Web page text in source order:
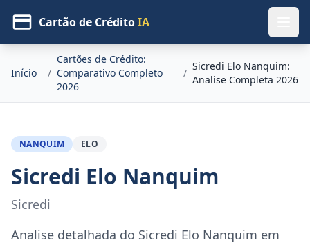
Cartão de CréditoIA
Início /
Cartões de Crédito:
Comparativo Completo
2026
/
Sicredi Elo Nanquim:
Analise Completa 2026
NANQUIM ELO
Sicredi Elo Nanquim
Sicredi
Analise detalhada do Sicredi Elo Nanquim em